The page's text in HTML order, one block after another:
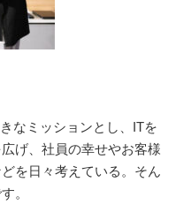
なミッションとし、ITを
げ、社員の幸せやお客様
を日々考えている。そん
。